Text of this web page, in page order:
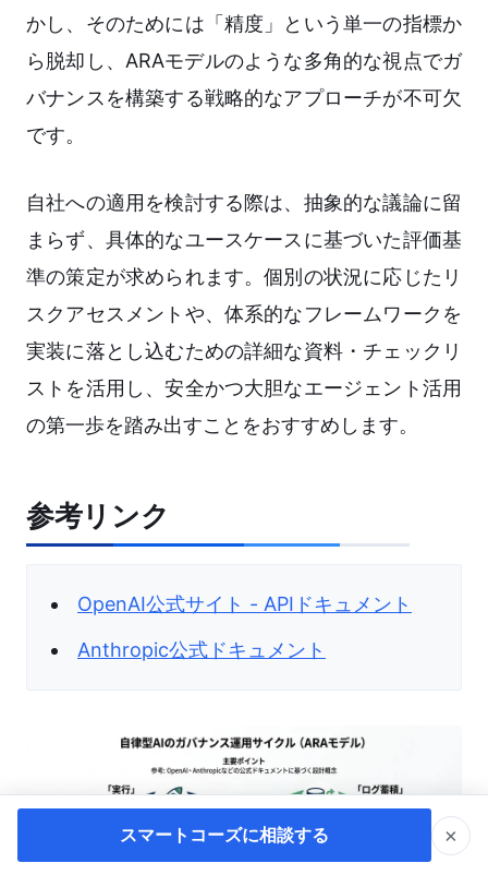
かし、そのためには「精度」という単一の指標か
ら脱却し、ARAモデルのような多角的な視点でガ
バナンスを構築する戦略的なアプローチが不可欠
です。
自社への適用を検討する際は、抽象的な議論に留
まらず、具体的なユースケースに基づいた評価基
準の策定が求められます。個別の状況に応じたリ
スクアセスメントや、体系的なフレームワークを
実装に落とし込むための詳細な資料・チェックリ
ストを活用し、安全かつ大胆なエージェント活用
の第一歩を踏み出すことをおすすめします。
参考リンク
OpenAI公式サイト - APIドキュメント
Anthropic公式ドキュメント
スマートコーズに相談する ×